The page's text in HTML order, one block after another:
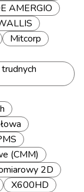
AMERGIO
Mitcorp
(CMM)
2D
X600HD